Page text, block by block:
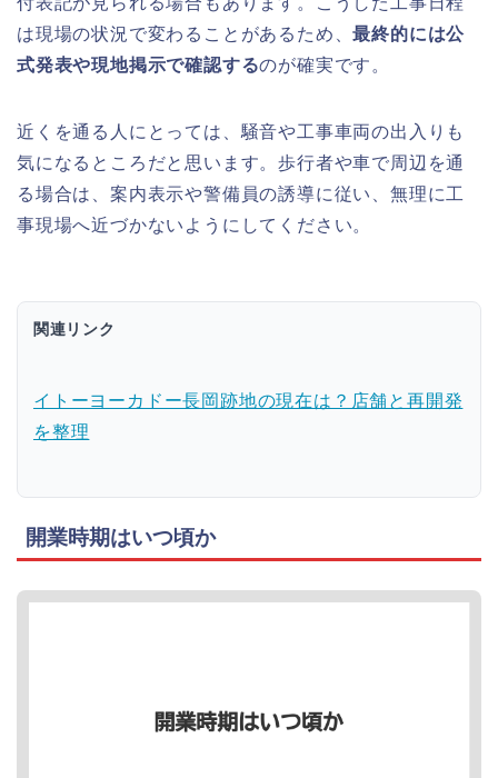
は現場の状況で変わることがあるため、最終的には公
式発表や現地掲示で確認するのが確実です。
近くを通る人にとっては、騒音や工事車両の出入りも
気になるところだと思います。歩行者や車で周辺を通
る場合は、案内表示や警備員の誘導に従い、無理に工
事現場へ近づかないようにしてください。
関連リンク
イトーヨーカドー長岡跡地の現在は？店舗と再開発
を整理
開業時期はいつ頃か